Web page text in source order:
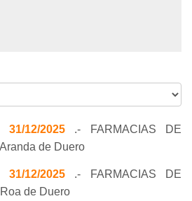
31/12/2025.- FARMACIAS DE
de Duero
31/12/2025.- FARMACIAS DE
de Duero